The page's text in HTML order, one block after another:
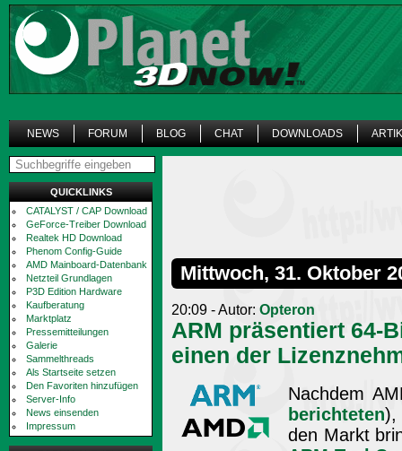
NEWS FORUM BLOG CHAT DOWNLOADS
QUICKLINKS
CATALYST / CAP Download
GeForce-Treiber Download
Realtek HD Download
Phenom Config-Guide
AMD Mainboard-Datenbank
Netzteil Grundlagen
P3D Edition Hardware
Kaufberatung
Marktplatz
Pressemitteilungen
Galerie
Sammelthreads
Als Startseite setzen
Den Favoriten hinzufügen
Server-Info
News einsenden
Impressum
Mittwoch, 31. Oktober
20:09 - Autor: Opteron
ARM präsentiert 64-
einen der
Nachdem
berichteten),
den Markt